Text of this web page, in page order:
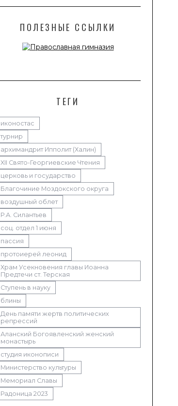
ПОЛЕЗНЫЕ ССЫЛКИ
ТЕГИ
иконостас
турнир
архимандрит Ипполит (Халин)
XII Свято-Георгиевские Чтения
церковь и государство
Благочиние Моздокского округа
воздушный облет
Р.А. Силантьев
соц. отдел 1 июня
пассия
протоиерей леонид
Храм Усекновения главы Иоанна
Предтечи ст. Терская
Ступень в науку
блины
День памяти жертв политических
репрессий
Аланский Богоявленский женский
монастырь
студия иконописи
Министерство культуры
Мемориал Славы
Радоница 2023